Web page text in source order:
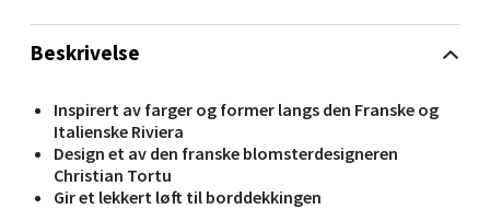
Beskrivelse
Inspirert av farger og former langs den Franske og
Italienske Riviera
Design et av den franske blomsterdesigneren
Christian Tortu
Gir et lekkert løft til borddekkingen
Oslo - Linderud
Erich Mogensøns vei 38, 0594 Oslo
0 i butikk